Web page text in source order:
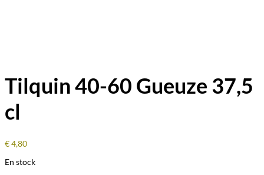
Tilquin 40-60 Gueuze 37,5
cl
€4,80
En stock